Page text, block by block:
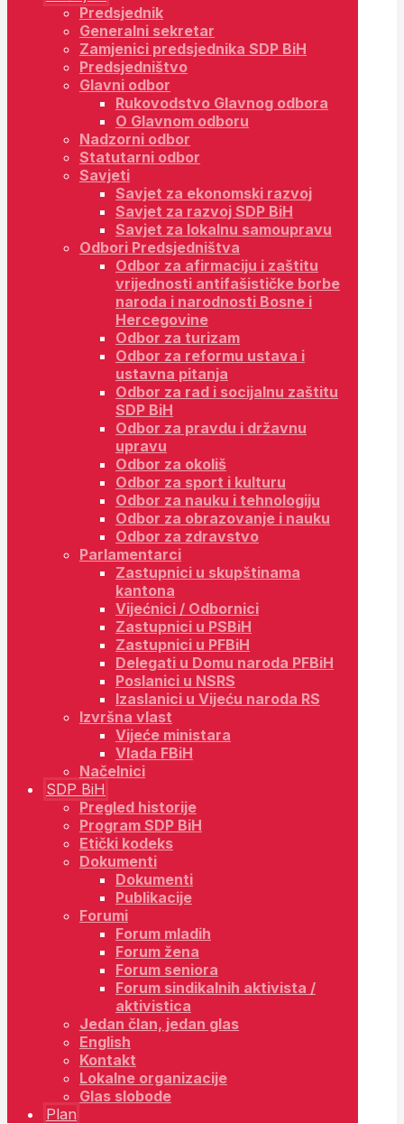
Predsjednik
Generalni sekretar
Zamjenici predsjednika SDP BiH
Predsjedništvo
Glavni odbor
Rukovodstvo Glavnog odbora
O Glavnom odboru
Nadzorni odbor
Statutarni odbor
Savjeti
Savjet za ekonomski razvoj
Savjet za razvoj SDP BiH
Savjet za lokalnu samoupravu
Odbori Predsjedništva
Odbor za afirmaciju i zaštitu
vrijednosti antifašističke borbe
naroda i narodnosti Bosne i
Hercegovine
Odbor za turizam
Odbor za reformu ustava i
ustavna pitanja
Odbor za rad i socijalnu zaštitu
SDP BiH
Odbor za pravdu i državnu
upravu
Odbor za okoliš
Odbor za sport i kulturu
Odbor za nauku i tehnologiju
Odbor za obrazovanje i nauku
Odbor za zdravstvo
Parlamentarci
Zastupnici u skupštinama
kantona
Vijećnici / Odbornici
Zastupnici u PSBiH
Zastupnici u PFBiH
Delegati u Domu naroda PFBiH
Poslanici u NSRS
Izaslanici u Vijeću naroda RS
Izvršna vlast
Vijeće ministara
Vlada FBiH
Načelnici
SDP BiH
Pregled historije
Program SDP BiH
Etički kodeks
Dokumenti
Dokumenti
Publikacije
Forumi
Forum mladih
Forum žena
Forum seniora
Forum sindikalnih aktivista /
aktivistica
Jedan član, jedan glas
English
Kontakt
Lokalne organizacije
Glas slobode
Plan